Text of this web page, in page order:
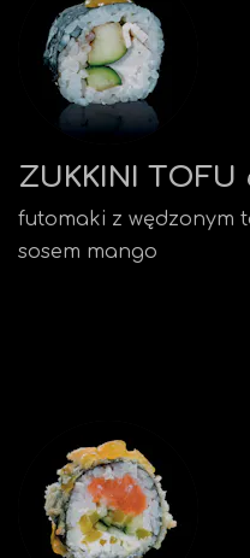
ZUKKINI TOFU
futomaki z wędzonym
sosem mango